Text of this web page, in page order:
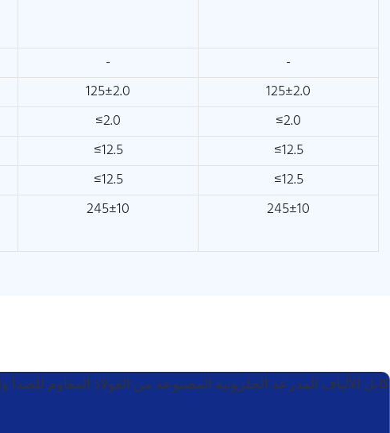
-
-
125±2.0
125±2.0
≤2.0
≤2.0
≤12.5
≤12.5
≤12.5
≤12.5
245±10 245±10